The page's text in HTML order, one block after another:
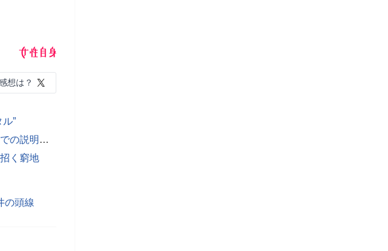
想は？
”
小室圭さん 母への告発状は返戻でも…ますますハードル上がる結婚会見での説明責任
く窮地
の頭線